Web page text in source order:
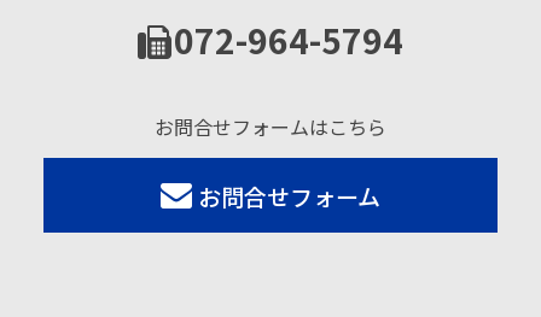
072-964-5794
お問合せフォームはこちら
お問合せフォーム